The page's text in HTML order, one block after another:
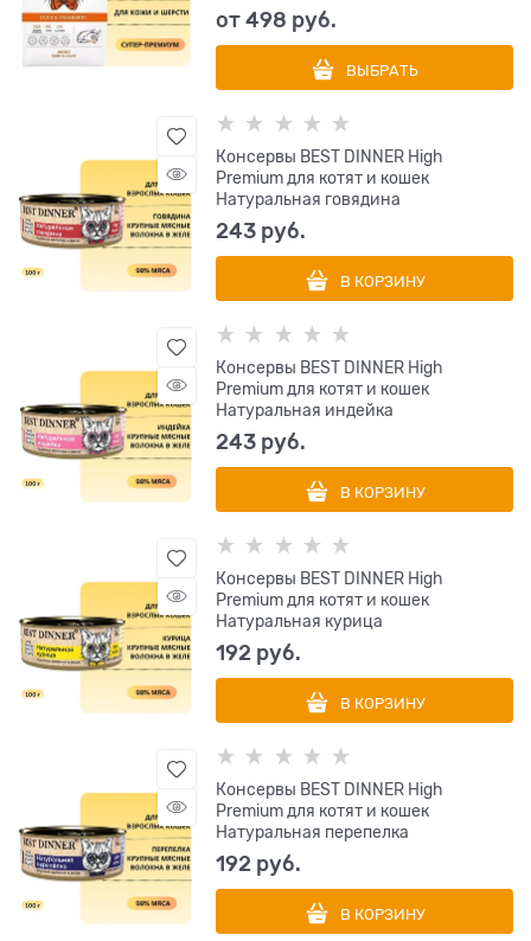
от498 руб.
ВЫБРАТЬ
Консервы BEST DINNER High
Premium для котят и кошек
Натуральная говядина
243 руб.
В КОРЗИНУ
Консервы BEST DINNER High
Premium для котят и кошек
Натуральная индейка
243 руб.
В КОРЗИНУ
Консервы BEST DINNER High
Premium для котят и кошек
Натуральная курица
192 руб.
В КОРЗИНУ
Консервы BEST DINNER High
Premium для котят и кошек
Натуральная перепелка
192 руб.
В КОРЗИНУ